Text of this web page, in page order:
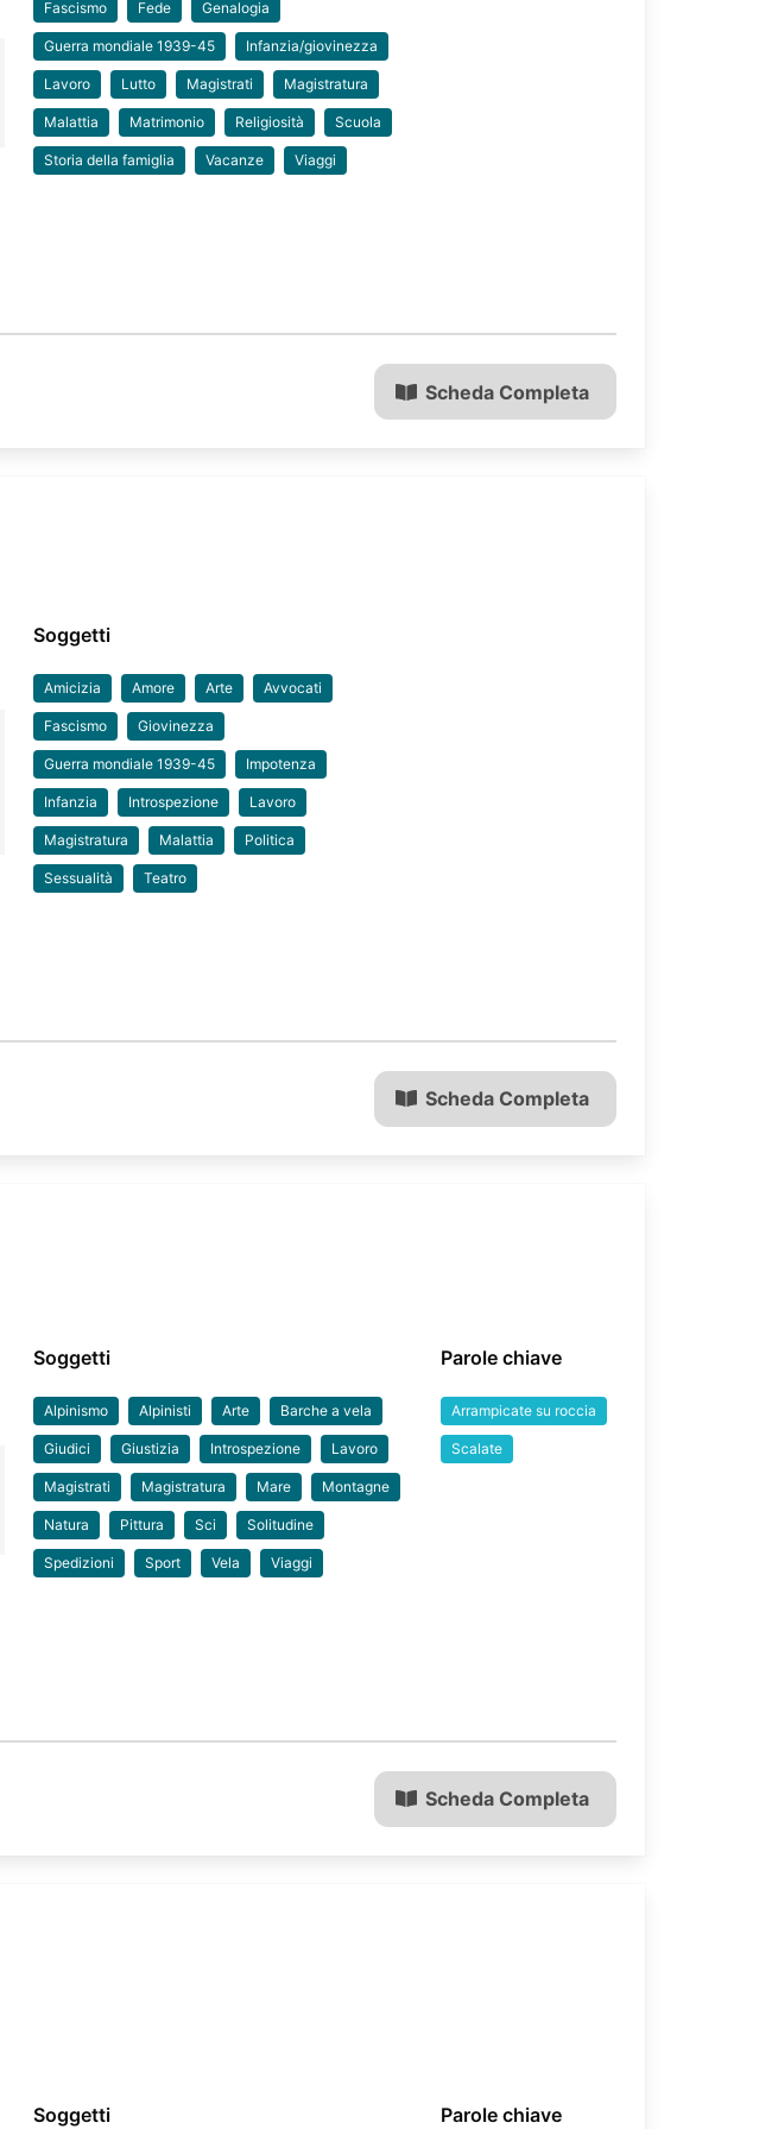
Fascismo Fede Genalogia
Guerra mondiale 1939-45 Infanzia/giovinezza
Lavoro Lutto Magistrati Magistratura
Malattia Matrimonio Religiosità Scuola
Storia della famiglia Vacanze Viaggi
Scheda Completa
Soggetti
Amicizia Amore Arte Avvocati
Fascismo Giovinezza
Guerra mondiale 1939-45 Impotenza
Infanzia Introspezione Lavoro
Magistratura Malattia Politica
Sessualità Teatro
Scheda Completa
Soggetti
Alpinismo Alpinisti Arte Barche a vela
Giudici Giustizia Introspezione Lavoro
Magistrati Magistratura Mare Montagne
Natura Pittura Sci Solitudine
Spedizioni Sport Vela Viaggi
Parole chiave
Arrampicate su roccia
Scalate
Scheda Completa
Soggetti Parole chiave